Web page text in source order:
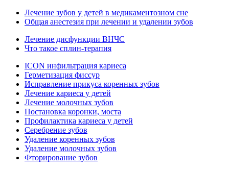
Лечение зубов у детей в медикаментозном сне
Общая анестезия при лечении и удалении зубов
Лечение дисфункции ВНЧС
Что такое сплин-терапия
ICON инфильтрация кариеса
Герметизация фиссур
Исправление прикуса коренных зубов
Лечение кариеса у детей
Лечение молочных зубов
Постановка коронки, моста
Профилактика кариеса у детей
Серебрение зубов
Удаление коренных зубов
Удаление молочных зубов
Фторирование зубов